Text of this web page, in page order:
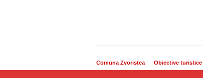
Comuna Zvoristea Obiective turistice